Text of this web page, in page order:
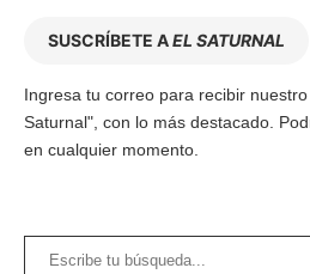
SUSCRÍBETE AEL SATURNAL
Ingresa tu correo para recibir nuestro
Saturnal", con lo más destacado.
en cualquier momento.